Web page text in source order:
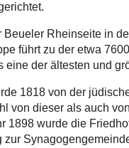
Beueler Rheinseite in
führt zu der etwa
eine der ältesten und
1818 von der
von dieser als auch
1898 wurde die